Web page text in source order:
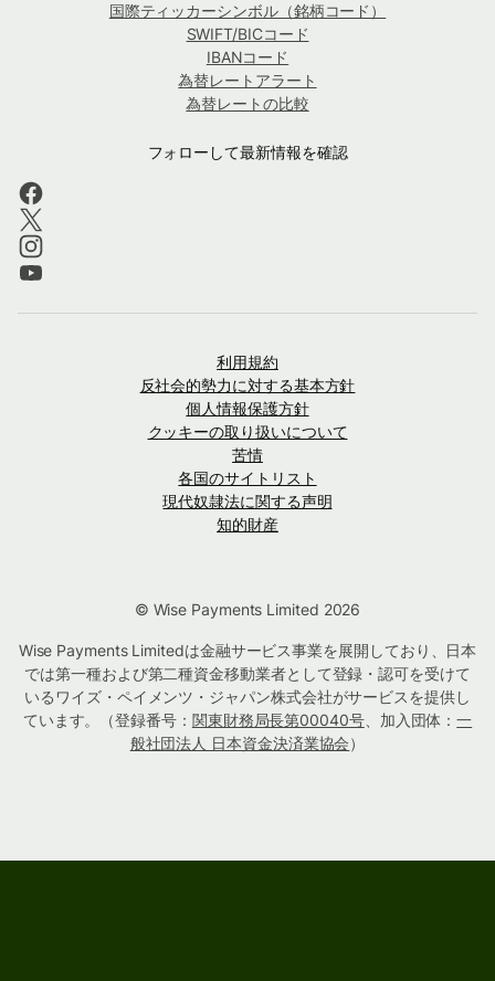
国際ティッカーシンボル（銘柄コード）
SWIFT/BICコード
IBANコード
為替レートアラート
為替レートの比較
フォローして最新情報を確認
利用規約
反社会的勢力に対する基本方針
個人情報保護方針
クッキーの取り扱いについて
苦情
各国のサイトリスト
現代奴隷法に関する声明
知的財産
© Wise Payments Limited 2026
Wise Payments Limitedは金融サービス事業を展開しており、日本
では第一種および第二種資金移動業者として登録・認可を受けて
いるワイズ・ペイメンツ・ジャパン株式会社がサービスを提供し
ています。（登録番号： 関東財務局長第00040号、加入団体：一
般社団法人 日本資金決済業協会）